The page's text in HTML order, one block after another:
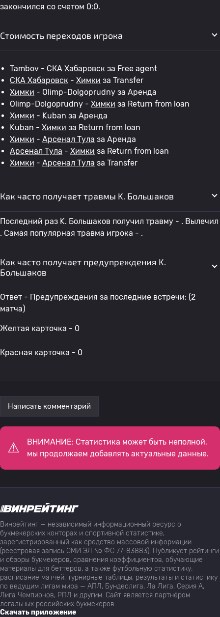
закончился со счетом 0:0.
Стоимость переходов игрока
Tambov - СКА Хабаровск за Free agent
СКА Хабаровск - Химки за Transfer
Химки - Olimp-Dolgoprudny за Аренда
Olimp-Dolgoprudny - Химки за Return from loan
Химки - Kuban за Аренда
Kuban - Химки за Return from loan
Химки - Арсенал Тула за Аренда
Арсенал Тула - Химки за Return from loan
Химки - Арсенал Тула за Transfer
Как часто получает травмы K. Большаков
Последний раз K. Большаков получил травму - . Вылечил
. Самая популярная травма игрока - .
Как часто получает предупреждения K.
Большаков
Ответ - Предупреждения за последние встречи: (2
матча)
Желтая карточка - 0
Красная карточка - 0
Написать комментарий
ВНИМАНИЕ: Статистика может быть неполной,
мы продолжаем добавлять актуальные данные.
Винрейтинг — независимый информационный ресурс о
букмекерских конторах и спортивной статистике,
зарегистрированный как средство массовой информации
(реестровая запись СМИ ЭЛ № ФС 77-83883). Публикует рейтинги
и обзоры букмекеров, сравнения коэффициентов, обучающие
материалы для беттеров, а также футбольную статистику:
расписание матчей, турнирные таблицы, результаты и статистику
по ведущим лигам мира — АПЛ, Бундеслига, Ла Лига, Серия А,
Лига Чемпионов, РПЛ и другим. Сайт является партнёром
легальных российских букмекеров.
Скачать приложение